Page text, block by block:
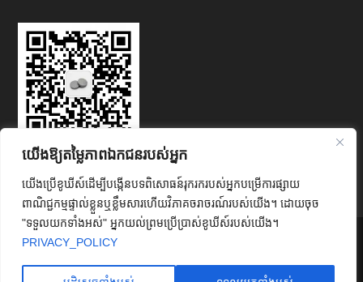
Link
   
© រក្សាសិទ្ធិ © Zhuzhou Chuangde Cemented Carbide Co., Ltd រក្សាសិទ្ធិ
យើងឱ្យតម្លៃភាពឯកជនរបស់អ្នក
យើងប្រើខូឃីស៍ដើម្បីបង្កើនបទពិសោធន៍រុករករបស់អ្នកបម្រើការផ្សាយ
ពាណិជ្ជកម្មផ្ទាល់ខ្លួនឬខ្លឹមសារហើយវិភាគចរាចរណ៍របស់យើង។ ដោយចុច
"ទទួលយកទាំងអស់" អ្នកយល់ព្រមប្រើប្រាស់ខូឃីស៍របស់យើង។
PRIVACY_POLICY